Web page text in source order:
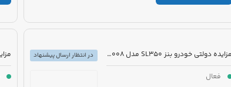
مزایده دولتی خودرو بنز SL350 مدل 2008 رنگ مشکی روغنی
فعال
در انتظار ارسال پیشنهاد